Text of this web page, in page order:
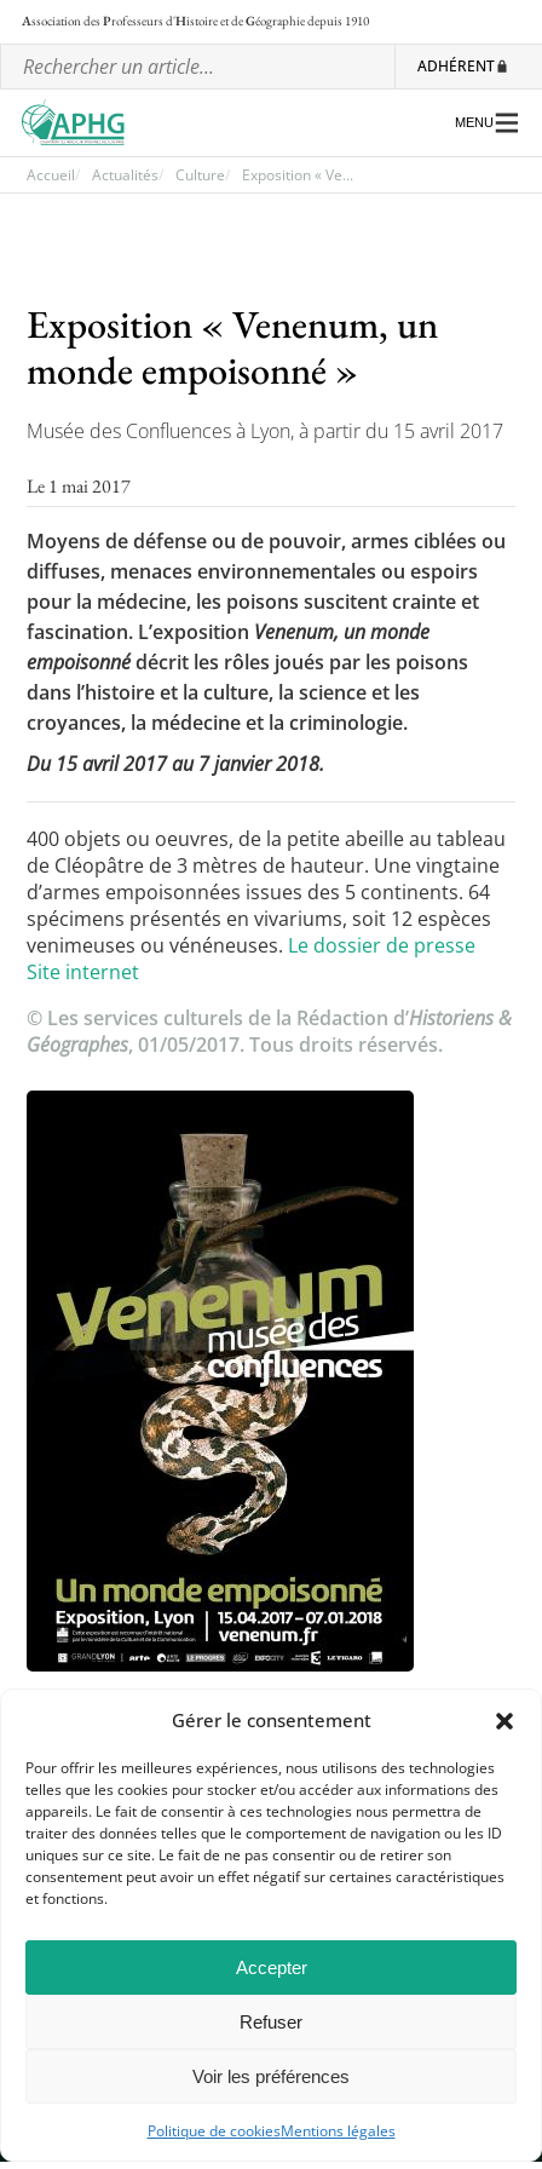
Gérer le consentement
Pour offrir les meilleures expériences, nous utilisons des technologies
telles que les cookies pour stocker et/ou accéder aux informations des
appareils. Le fait de consentir à ces technologies nous permettra de
traiter des données telles que le comportement de navigation ou les ID
uniques sur ce site. Le fait de ne pas consentir ou de retirer son
consentement peut avoir un effet négatif sur certaines caractéristiques
et fonctions.
Accepter
Refuser
Voir les préférences
Politique de cookiesMentions légales
Association desProfesseurs d'Histoire et deGéographiedepuis 1910
ADHÉRENT
Les ateliers nationaux
Communiqués et motions
Lettre d’information de l’APHG
Toutes les actualités
Les rendez-vous de l’APHG
Concours de recrutement
Concours scolaires
Conférences, tables rondes
Critique d’ouvrages publiés
Culture
MENU
Accueil Actualités Culture Exposition « Ve...
Exposition « Venenum, un
monde empoisonné »
Musée des Confluences à Lyon, à partir du 15 avril 2017
Le 1 mai 2017
Moyens de défense ou de pouvoir, armes ciblées ou
diffuses, menaces environnementales ou espoirs
pour la médecine, les poisons suscitent crainte et
fascination. L’exposition Venenum, un monde
empoisonnédécrit les rôles joués par les poisons
dans l’histoire et la culture, la science et les
croyances, la médecine et la criminologie.
Du 15 avril 2017 au 7 janvier 2018.
400 objets ou oeuvres, de la petite abeille au tableau
de Cléopâtre de 3 mètres de hauteur. Une vingtaine
d’armes empoisonnées issues des 5 continents. 64
spécimens présentés en vivariums, soit 12 espèces
venimeuses ou vénéneuses. Le dossier de presse
Site internet
© Les services culturels de la Rédaction d’Historiens &
Géographes, 01/05/2017. Tous droits réservés.
Dans les catégories
ACTUALITÉS
CULTURE L'APHG VOUS SIGNALE
APHG
Association des professeurs d'histoire et géographie
+ 33 0(1) 42 33 62 37
BP 6541 – 75065 Paris Cedex 02